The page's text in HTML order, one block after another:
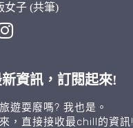
女子 (共筆)
資訊，訂閱起來!
遊耍廢嗎? 我也是。
，直接接收最chill的資訊!